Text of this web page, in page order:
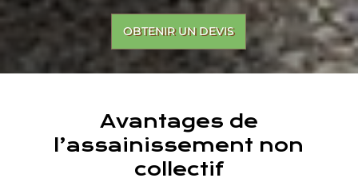
OBTENIR UN DEVIS
Avantages de
l’assainissement non
collectif